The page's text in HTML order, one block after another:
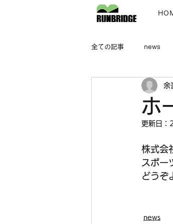
全ての記事 news
ホ
余
更新日：
株式会
スポー
どうぞ
news